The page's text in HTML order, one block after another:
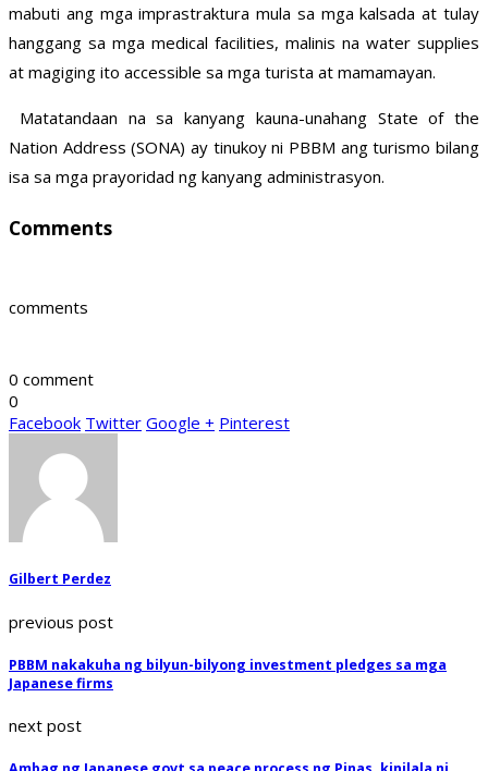
mabuti ang mga imprastraktura mula sa mga kalsada at tulay
hanggang sa mga medical facilities, malinis na water supplies
at magiging ito accessible sa mga turista at mamamayan.
Matatandaan na sa kanyang kauna-unahang State of the
Nation Address (SONA) ay tinukoy ni PBBM ang turismo bilang
isa sa mga prayoridad ng kanyang administrasyon.
Comments
comments
0 comment
0
Facebook Twitter Google + Pinterest
Gilbert Perdez
previous post
PBBM nakakuha ng bilyun-bilyong investment pledges sa mga
Japanese firms
next post